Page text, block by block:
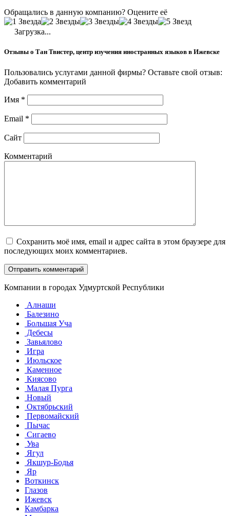
Обращались в данную компанию? Оцените её
Загрузка...
Отзывы о Тан Твистер, центр изучения иностранных языков в Ижевске
Пользовались услугами данной фирмы? Оставьте свой отзыв:
Добавить комментарий
Имя *
Email *
Сайт
Комментарий
Сохранить моё имя, email и адрес сайта в этом браузере для
последующих моих комментариев.
Компании в городах Удмуртской Республики
Алнаши
Балезино
Большая Уча
Дебесы
Завьялово
Игра
Июльское
Каменное
Киясово
Малая Пурга
Новый
Октябрьский
Первомайский
Пычас
Сигаево
Ува
Ягул
Якшур-Бодья
Яр
Воткинск
Глазов
Ижевск
Камбарка